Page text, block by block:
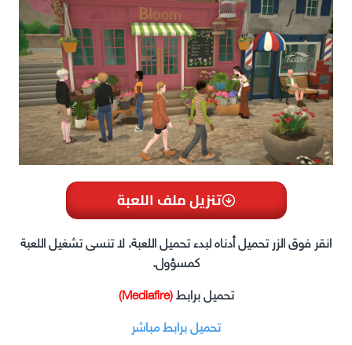
تنزيل ملف اللعبة
انقر فوق الزر تحميل أدناه لبدء تحميل اللعبة. لا تنسى تشغيل اللعبة
كمسؤول.
تحميل برابط(Mediafire)
تحميل برابط مباشر